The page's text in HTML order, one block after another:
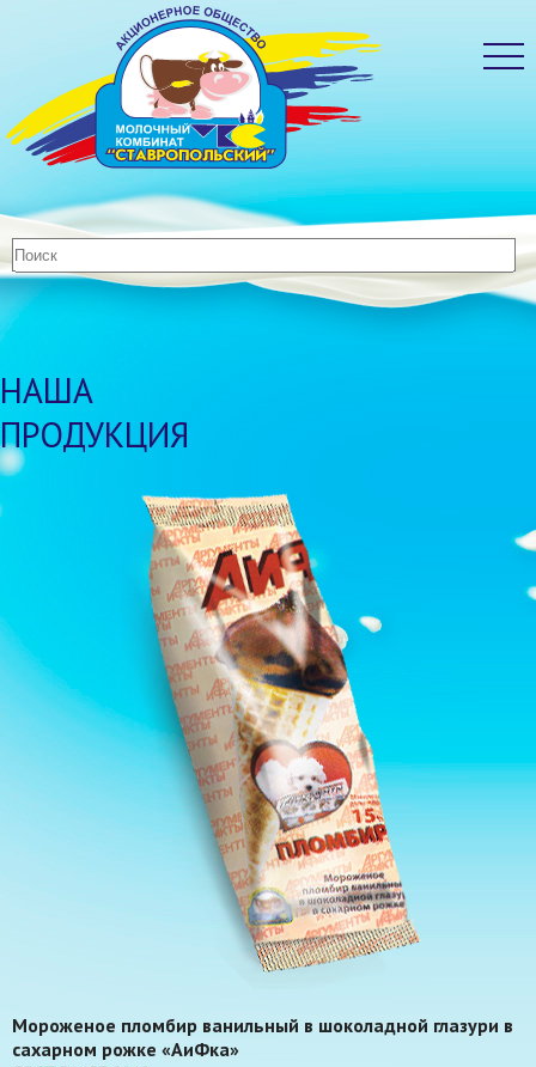
НАША
ПРОДУКЦИЯ
Мороженое пломбир ванильный в шоколадной глазури в
сахарном рожке «АиФка»